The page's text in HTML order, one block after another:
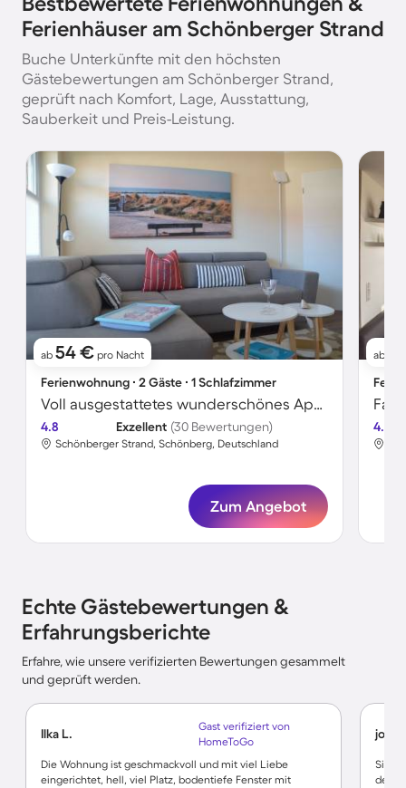
Ferienhäuser am Schönberger Strand
Buche Unterkünfte mit den höchsten
Gästebewertungen am Schönberger Strand,
geprüft nach Komfort, Lage, Ausstattung,
Sauberkeit und Preis-Leistung.
ab 54 € pro Nacht
Ferienwohnung ∙ 2 Gäste ∙ 1 Schlafzimmer
Voll ausgestattetes wunderschönes Apartment mit Grill | Strand in der Nähe
4.8 Exzellent (30 Bewertungen)
Schönberger Strand, Schönberg, Deutschland
Zum Angebot
ab
4.5
Echte Gästebewertungen &
Erfahrungsberichte
Erfahre, wie unsere verifizierten Bewertungen gesammelt
und geprüft werden.
Ilka L.
Gast verifiziert von
HomeToGo
Die Wohnung ist geschmackvoll und mit viel Liebe
eingerichtet, hell, viel Platz, bodentiefe Fenster mit
josef
Sie
der